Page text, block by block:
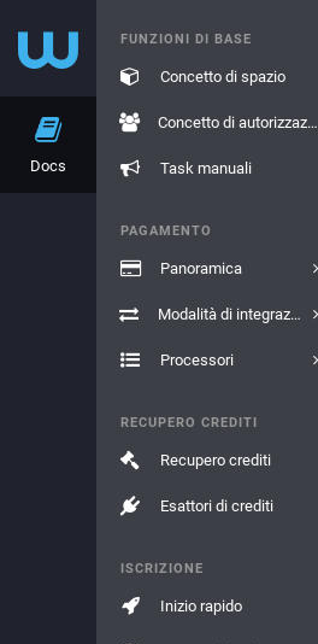
Docs
FUNZIONI DI BASE
Concetto di spazio
Concetto di autorizzazione
Task manuali
PAGAMENTO
Panoramica
Modalità di integrazione
Processori
RECUPERO CREDITI
Recupero crediti
Esattori di crediti
ISCRIZIONE
Inizio rapido